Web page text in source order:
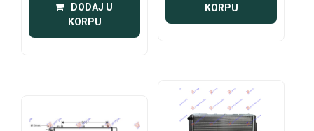
DODAJ U
KORPU
KORPU